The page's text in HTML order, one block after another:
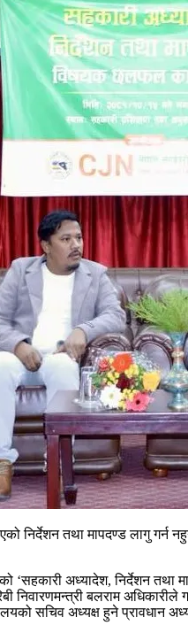
निर्देशन तथा मापदण्ड लागु
अध्यादेश, निर्देशन
निवारणमन्त्री बलराम
सचिव अध्यक्ष हुने प्रावधान